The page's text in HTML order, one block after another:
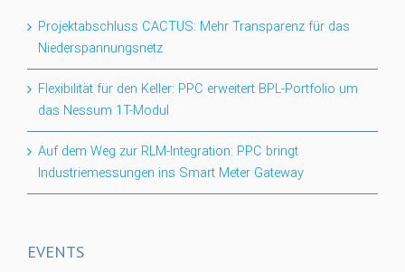
Projektabschluss CACTUS: Mehr Transparenz für das
Niederspannungsnetz
Flexibilität für den Keller: PPC erweitert BPL-Portfolio um
das Nessum 1T-Modul
Auf dem Weg zur RLM-Integration: PPC bringt
Industriemessungen ins Smart Meter Gateway
EVENTS